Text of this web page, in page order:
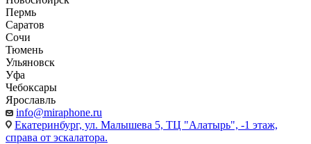
Пермь
Саратов
Сочи
Тюмень
Ульяновск
Уфа
Чебоксары
Ярославль
info@miraphone.ru
Екатеринбург, ул. Малышева 5, ТЦ "Алатырь", -1 этаж,
справа от эскалатора.